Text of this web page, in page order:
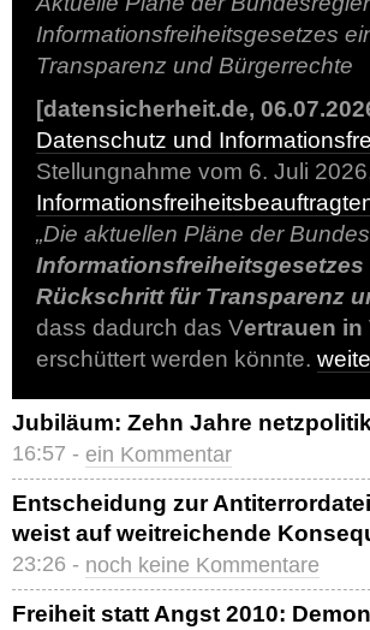
Informationsfreiheitsgesetzes
Transparenz und Bürgerrechte
[datensicherheit.de,
Datenschutz und
Stellungnahme vom 6. Juli
„Die aktuellen Pläne der
Informationsfreiheitsgesetzes
Rückschritt für Transparenz
dass dadurch das Vertrauen in
erschüttert werden könnte.
Jubiläum: Zehn Jahre
16:57 - ein Kommentar
Entscheidung zur
weist auf weitreichende
23:26 - noch keine Kommentare
Freiheit statt Angst 2010: